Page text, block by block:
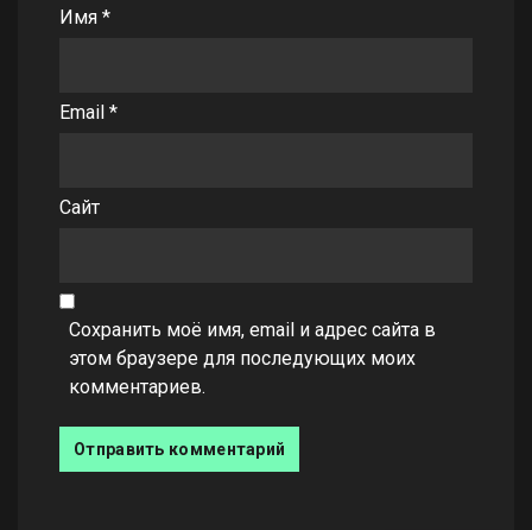
Имя *
Email *
Сайт
Сохранить моё имя, email и адрес сайта в
этом браузере для последующих моих
комментариев.